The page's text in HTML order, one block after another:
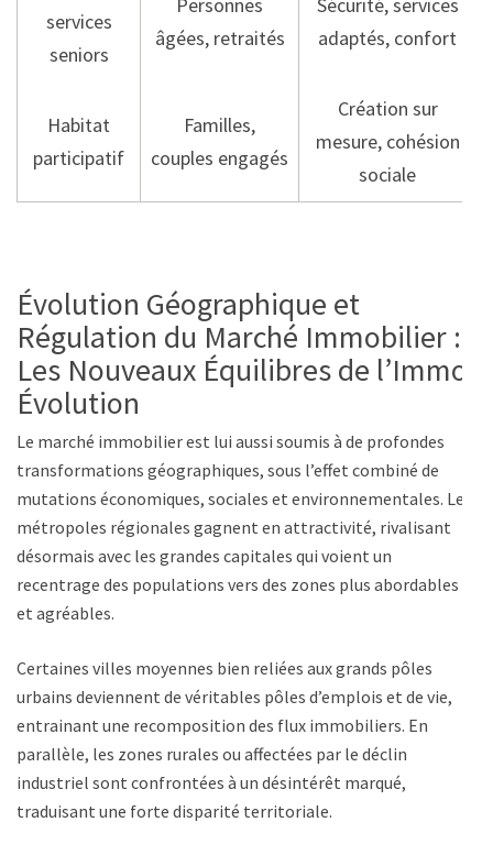
services
seniors
âgées, retraités
adaptés, confort
Habitat
participatif
Familles,
couples engagés
Création sur
mesure, cohésion
sociale
Évolution Géographique et
Régulation du Marché Immobilier :
Les Nouveaux Équilibres de l’Immo
Évolution
Le marché immobilier est lui aussi soumis à de profondes
transformations géographiques, sous l’effet combiné de
mutations économiques, sociales et environnementales. Les
métropoles régionales gagnent en attractivité, rivalisant
désormais avec les grandes capitales qui voient un
recentrage des populations vers des zones plus abordables
et agréables.
Certaines villes moyennes bien reliées aux grands pôles
urbains deviennent de véritables pôles d’emplois et de vie,
entrainant une recomposition des flux immobiliers. En
parallèle, les zones rurales ou affectées par le déclin
industriel sont confrontées à un désintérêt marqué,
traduisant une forte disparité territoriale.